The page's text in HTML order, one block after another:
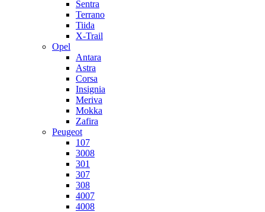
Sentra
Terrano
Tiida
X-Trail
Opel
Antara
Astra
Corsa
Insignia
Meriva
Mokka
Zafira
Peugeot
107
3008
301
307
308
4007
4008